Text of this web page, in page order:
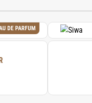
DE PARFUM